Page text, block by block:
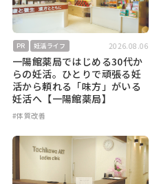
PR 妊活ライフ 2026.08.06
一陽館薬局ではじめる30代か
らの妊活。ひとりで頑張る妊
活から頼れる「味方」がいる
妊活へ【一陽館薬局】
#体質改善